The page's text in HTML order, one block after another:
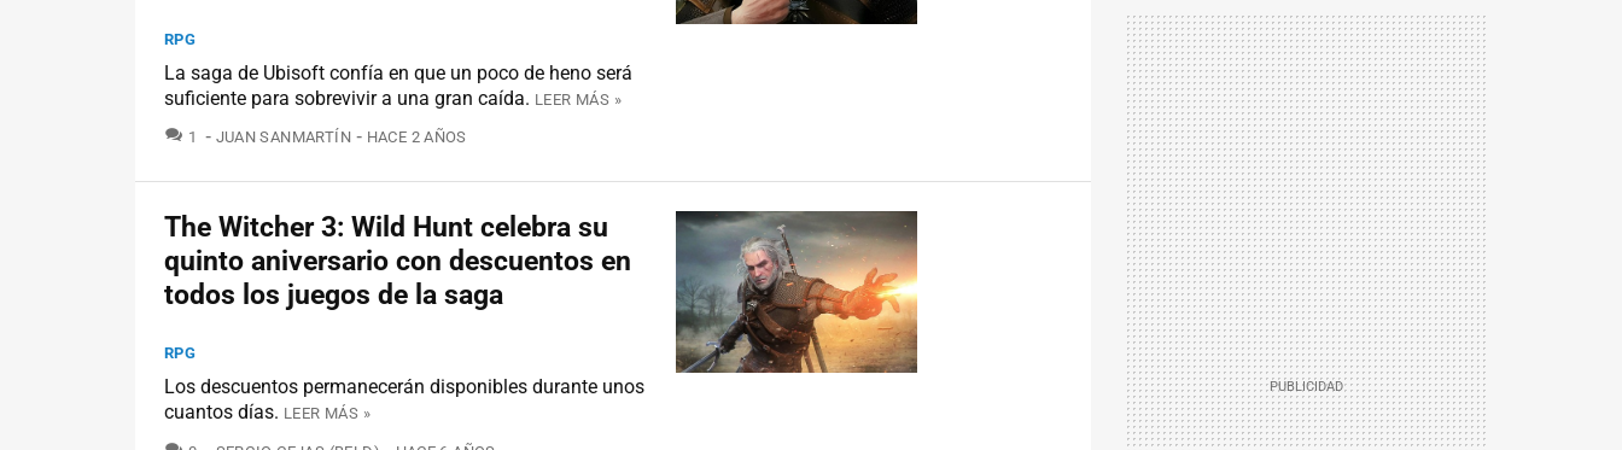
RPG
La saga de Ubisoft confía en que un poco de heno será
suficiente para sobrevivir a una gran caída. LEER MÁS »
1 COMENTARIOS
JUAN SANMARTÍN HACE 2 AÑOS
The Witcher 3: Wild Hunt celebra su
quinto aniversario con descuentos en
todos los juegos de la saga
RPG
Los descuentos permanecerán disponibles durante unos
cuantos días. LEER MÁS »